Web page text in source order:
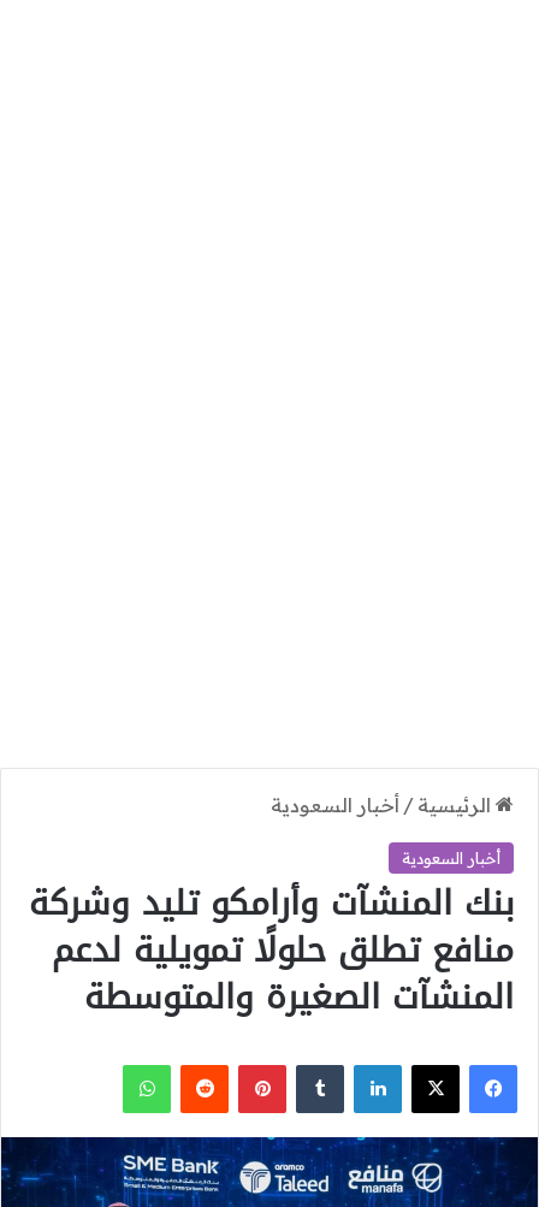
الرئيسية / أخبار السعودية
أخبار السعودية
بنك المنشآت وأرامكو تليد وشركة
منافع تطلق حلولًا تمويلية لدعم
المنشآت الصغيرة والمتوسطة
فيسبوك
‫X لينكدإن بينتيريست واتساب